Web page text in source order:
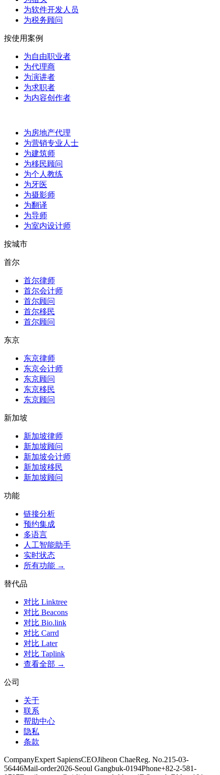
为软件开发人员
为税务顾问
按使用案例
为自由职业者
为代理商
为演讲者
为求职者
为内容创作者
为房地产代理
为营销专业人士
为建筑师
为移民顾问
为个人教练
为牙医
为摄影师
为翻译
为导师
为室内设计师
按城市
首尔
首尔律师
首尔会计师
首尔顾问
首尔移民
首尔顾问
东京
东京律师
东京会计师
东京顾问
东京移民
东京顾问
新加坡
新加坡律师
新加坡顾问
新加坡会计师
新加坡移民
新加坡顾问
功能
链接分析
预约集成
多语言
人工智能助手
实时状态
所有功能 →
替代品
对比 Linktree
对比 Beacons
对比 Bio.link
对比 Carrd
对比 Later
对比 Taplink
查看全部 →
公司
关于
联系
帮助中心
隐私
条款
CompanyExpert SapiensCEOJiheon ChaeReg. No.215-03-
56446Mail-order2026-Seoul Gangbuk-0194Phone+82-2-581-